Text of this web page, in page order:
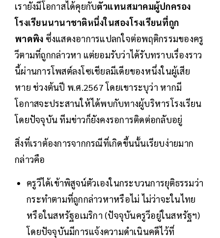
เรายังมีโอกาสได้คุยกับตัวแทนสมาคมผู้ปกครอง
โรงเรียนนานาชาติหนึ่งในสองโรงเรียนที่ถูก
พาดพิง ซึ่งแสดงอาการแปลกใจต่อพฤติกรรมของครู
วีตามที่ถูกกล่าวหา แต่ยอมรับว่าได้รับทราบเรื่องราว
นี้ผ่านการโพสต์ลงโซเชียลมีเดียของหนึ่งในผู้เสีย
หาย ช่วงต้นปี พ.ศ.2567 โดยเขาระบุว่า หากมี
โอกาสจะประสานให้ได้พบกับทางผู้บริหารโรงเรียน
โดยปัจจุบัน ทีมข่าวก็ยังคงรอการติดต่อกลับอยู่
สิ่งที่เราต้องการจากกรณีที่เกิดขึ้นนั้นเรียบง่ายมาก
กล่าวคือ
ครูวีได้เข้าพิสูจน์ตัวเองในกระบวนการยุติธรรมว่า
กระทำตามที่ถูกกล่าวหาหรือไม่ ไม่ว่าจะในไทย
หรือในสหรัฐอเมริกา (ปัจจุบันครูวีอยู่ในสหรัฐฯ)
โดยปัจจุบันมีการแจ้งความดำเนินคดีไว้ที่